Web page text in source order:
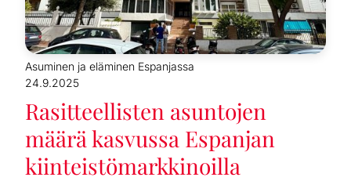
Asuminen ja eläminen Espanjassa
24.9.2025
Rasitteellisten asuntojen
määrä kasvussa Espanjan
kiinteistömarkkinoilla